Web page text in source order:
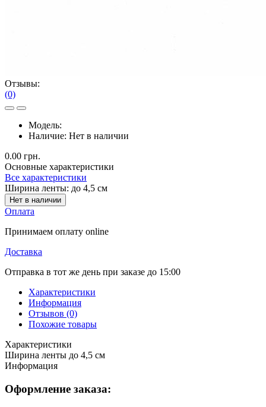
Отзывы:
(0)
Модель:
Наличие: Нет в наличии
0.00 грн.
Основные характеристики
Все характеристики
Ширина ленты: до 4,5 см
Нет в наличии
Оплата
Принимаем оплату online
Доставка
Отправка в тот же день при заказе до 15:00
Характеристики
Информация
Отзывов (0)
Похожие товары
Характеристики
Ширина ленты до 4,5 см
Информация
Оформление заказа: